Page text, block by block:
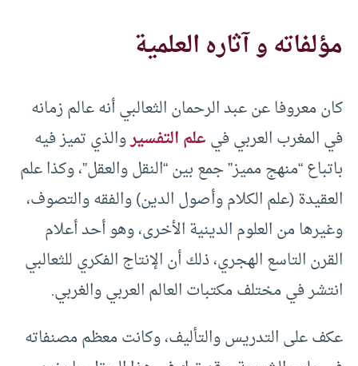
مؤلفاته و آثاره العلمية
كان معروفا عن عبد الرحمان الثعالبي أنه عالم زمانه
في المغرب العربي فيعلم التفسيروالذي تميز فيه
باتباع “منهج مميز” جمع بين “النقل والعقل”، وكذا علم
العقيدة (علم الكلام وأصول الدين) والفقه والتصوف،
وغيرها من العلوم الدينية الأخرى، وهو أحد أعلام
القرن التاسع الهجري، ذلك أن الإنتاج الفكري للثعالبي
انتشر في مختلف مكتبات العالم العربي والغربي.
عكف على التدريس والتأليف، وكانت معظم مصنفاته